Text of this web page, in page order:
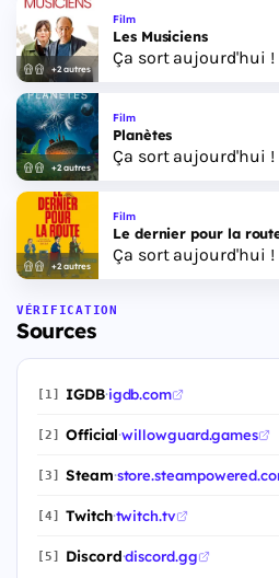
+2 autres
Film
Les Musiciens
Ça sort aujourd'hui !
+2 autres
Film
Planètes
Ça sort aujourd'hui !
+2 autres
Film
Le dernier pour la
Ça sort aujourd'hui !
VÉRIFICATION
Sources
[1] IGDB·igdb.com
[2] Official·willowguard.games
[3] Steam·
[4] Twitch·twitch.tv
[5] Discord·discord.gg